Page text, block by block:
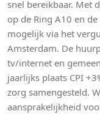
snel bereikbaar. Met
op de Ring A10 en
mogelijk via het
Amsterdam. De
tv/internet en
jaarlijks plaats CPI
zorg samengesteld.
aansprakelijkheid